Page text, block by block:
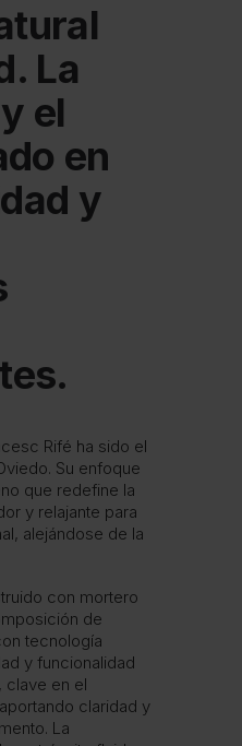
La
el
en
y
Rifé ha sido el
Su enfoque
que redefine la
y relajante para
alejándose de la
con mortero
de
tecnología
y funcionalidad
clave en el
claridad y
La